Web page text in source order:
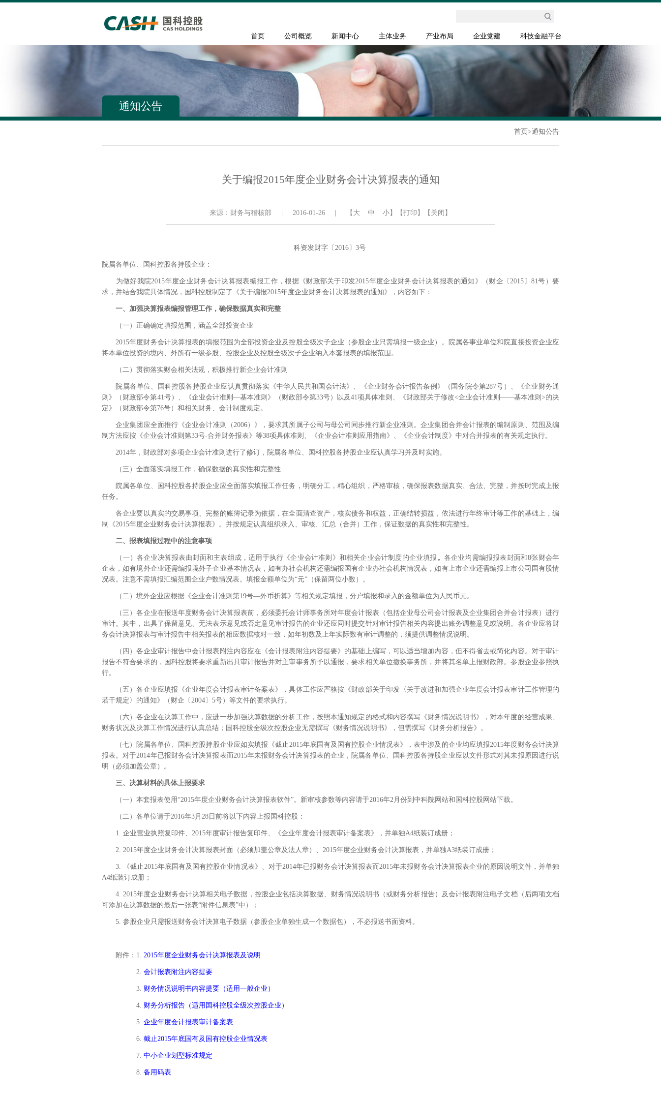
首页 公司概览 新闻中心 主体业务 产业布局 企业党建 科技金融平台
通知公告
首页 >通知公告
关于编报2015年度企业财务会计决算报表的通知
来源：财务与稽核部 2016-01-26 【 大 中 小 】 【打印】 【关闭】
科资发财字〔 2016〕 3号
院属各单位、国科控股各持股企业：
为做好我院2015年度企业财务会计决算报表编报工作，根据《财政部关于印发2015年度企业财务会计决算报表的通知》（财企〔 2015 〕81号）要
求，并结合我院具体情况，国科控股制定了《关于编报2015年度企业财务会计决算报表的通知》，内容如下：
一、加强决算报表编报管理工作，确保数据真实和完整
（一）正确确定填报范围，涵盖全部投资企业
2015年度财务会计决算报表的填报范围为全部投资企业及控股全级次子企业（参股企业只需填报一级企业）。院属各事业单位和院直接投资企业应
将本单位投资的境内、外所有一级参股、控股企业及控股全级次子企业纳入本套报表的填报范围。
（二）贯彻落实财会相关法规，积极推行新企业会计准则
院属各单位、国科控股各持股企业应认真贯彻落实《中华人民共和国会计法》、《企业财务会计报告条例》（国务院令第287号）、《企业财务通
则》（财政部令第41 号）、《企业会计准则—基本准则》（财政部令第33号）以及41项具体准则、《财政部关于修改<企业会计准则 ——基本准则 >的决
定》（财政部令第76号）和相关财务、会计制度规定。
企业集团应全面推行《企业会计准则（ 2006）》，要求其所属子公司与母公司同步推行新企业准则。企业集团合并会计报表的编制原则、范围及编
制方法应按《企业会计准则第33号-合并财务报表》等38项具体准则、《企业会计准则应用指南》、《企业会计制度》中对合并报表的有关规定执行。
2014年，财政部对多项企业会计准则进行了修订，院属各单位、国科控股各持股企业应认真学习并及时实施。
（三）全面落实填报工作，确保数据的真实性和完整性
院属各单位、国科控股各持股企业应全面落实填报工作任务，明确分工，精心组织，严格审核，确保报表数据真实、合法、完整，并按时完成上报
任务。
各企业要以真实的交易事项、完整的账簿记录为依据，在全面清查资产，核实债务和权益，正确结转损益，依法进行年终审计等工作的基础上，编
制《2015年度企业财务会计决算报表》。并按规定认真组织录入、审核、汇总（合并）工作，保证数据的真实性和完整性。
二、报表填报过程中的注意事项
（一）各企业决算报表由封面和主表组成，适用于执行《企业会计准则》和相关企业会计制度的企业填报 。 各企业均需编报报表封面和8张财会年
企表，如有境外企业还需编报境外子企业基本情况表，如有办社会机构还需编报国有企业办社会机构情况表，如有上市企业还需编报上市公司国有股情
况表。注意不需填报汇编范围企业户数情况表。填报金额单位为“元” （保留两位小数）。
（二）境外企业应根据《企业会计准则第19号—外币折算》等相关规定填报，分户填报和录入的金额单位为人民币元。
（三）各企业在报送年度财务会计决算报表前，必须委托会计师事务所对年度会计报表（包括企业母公司会计报表及企业集团合并会计报表）进行
审计。其中，出具了保留意见、无法表示意见或否定意见审计报告的企业还应同时提交针对审计报告相关内容提出账务调整意见或说明。各企业应将财
务会计决算报表与审计报告中相关报表的相应数据核对一致，如年初数及上年实际数有审计调整的，须提供调整情况说明。
（四）各企业审计报告中会计报表附注内容应在《会计报表附注内容提要》的基础上编写，可以适当增加内容，但不得省去或简化内容。对于审计
报告不符合要求的，国科控股将要求重新出具审计报告并对主审事务所予以通报，要求相关单位撤换事务所，并将其名单上报财政部。参股企业参照执
行。
（五）各企业应填报《企业年度会计报表审计备案表》，具体工作应严格按《财政部关于印发〈关于改进和加强企业年度会计报表审计工作管理的
若干规定〉的通知》（财企〔 2004 〕 5号）等文件的要求执行。
（六）各企业在决算工作中，应进一步加强决算数据的分析工作，按照本通知规定的格式和内容撰写《财务情况说明书》，对本年度的经营成果、
财务状况及决算工作情况进行认真总结；国科控股全级次控股企业无需撰写《财务情况说明书》，但需撰写《财务分析报告》。
（七）院属各单位、国科控股持股企业应如实填报《截止 2015年底国有及国有控股企业情况表》，表中涉及的企业均应填报2015年度财务会计决算
报表。对于2014年已报财务会计决算报表而 2015年未报财务会计决算报表的企业，院属各单位、国科控股各持股企业应以文件形式对其未报原因进行说
明（必须加盖公章）。
三、决算材料的具体上报要求
（一）本套报表使用“2015年度企业财务会计决算报表软件”。新审核参数等内容请于2016年2 月份到中科院网站和国科控股网站下载。
（二）各单位请于2016年3 月 28 日前将以下内容上报国科控股：
1. 企业营业执照复印件、 2015年度审计报告复印件、《企业年度会计报表审计备案表》，并单独A4纸装订成册；
2. 2015年度企业财务会计决算报表封面（必须加盖公章及法人章）、 2015年度企业财务会计决算报表，并单独A3纸装订成册；
3. 《截止 2015年底国有及国有控股企业情况表》、对于2014年已报财务会计决算报表而 2015年未报财务会计决算报表企业的原因说明文件，并单独
A4纸装订成册；
4. 2015年度企业财务会计决算相关电子数据，控股企业包括决算数据、财务情况说明书（或财务分析报告）及会计报表附注电子文档（后两项文档
可添加在决算数据的最后一张表“附件信息表”中）；
5. 参股企业只需报送财务会计决算电子数据（参股企业单独生成一个数据包），不必报送书面资料。
附件： 1. 2015年度企业财务会计决算报表及说明
2. 会计报表附注内容提要
3. 财务情况说明书内容提要（适用一般企业）
4. 财务分析报告（适用国科控股全级次控股企业）
5. 企业年度会计报表审计备案表
6. 截止2015年底国有及国有控股企业情况表
7. 中小企业划型标准规定
8. 备用码表